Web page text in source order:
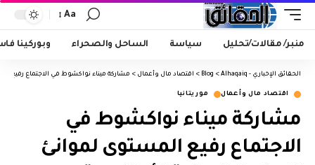
Aa
منبر/ مقالات/تحليل سياسة الساحل والصحراء وبوركينا
الحقائق الإخباري - Alhaqaiq >
Blog
> اقتصاد مال وأعمال > مشاركة ميناء نواكشوط في الاجتماع رفيع
اقتصاد مال وأعمال موريتانيا
مشاركة ميناء نواكشوط في
الاجتماع رفيع المستوى لموانئ